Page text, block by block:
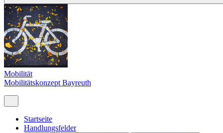
Mobilität
Mobilitätskonzept Bayreuth
Startseite
Handlungsfelder